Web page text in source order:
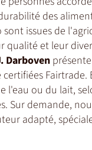
des
sont issues de
qualité et leur
Darboven
Fairtrade.
l'eau ou du lait,
Sur demande,
adapté,